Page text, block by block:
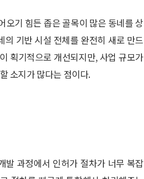
오기 힘든 좁은 골목이 많은 동네를 상
기반 시설 전체를 완전히 새로 만드
획기적으로 개선되지만, 사업 규모가
소지가 많다는 점이다.
발 과정에서 인허가 절차가 너무 복잡